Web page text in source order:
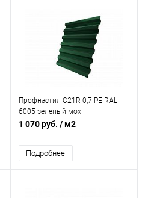
Профнастил С21R 0,7 PE RAL
6005 зеленый мох
1 070 руб. / м2
Подробнее